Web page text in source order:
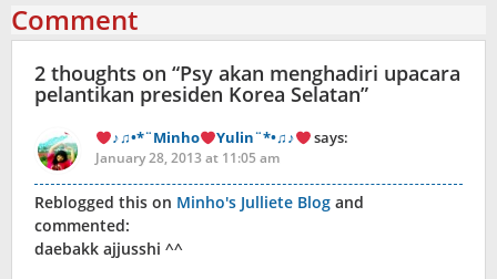
Comment
2 thoughts on “Psy akan menghadiri upacara
pelantikan presiden Korea Selatan”
♪♫•*¨Minho Yulin¨*•♫♪ says:
January 28, 2013 at 11:05 am
Reblogged this on Minho's Julliete Blog and
commented:
daebakk ajjusshi ^^